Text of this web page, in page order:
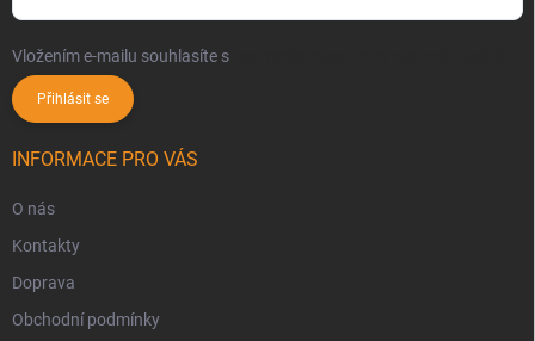
Vložením e-mailu souhlasíte s
Přihlásit se
INFORMACE PRO VÁS
O nás
Kontakty
Doprava
Obchodní podmínky